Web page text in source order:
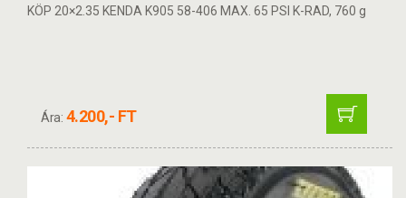
KÖP 20×2.35 KENDA K905 58-406 MAX. 65 PSI K-RAD, 760 g
Ára: 4.200,- FT